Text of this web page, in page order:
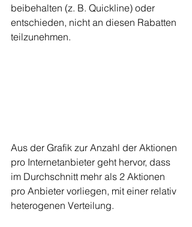
beibehalten (z. B. Quickline) oder
entschieden, nicht an diesen Rabatten
teilzunehmen.
Aus der Grafik zur Anzahl der Aktionen
pro Internetanbieter geht hervor, dass
im Durchschnitt mehr als 2 Aktionen
pro Anbieter vorliegen, mit einer relativ
heterogenen Verteilung.